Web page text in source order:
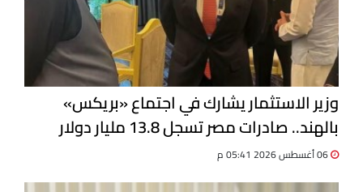
وزير الاستثمار يشارك في اجتماع «بريكس»
بالهند.. صادرات مصر تسجل 13.8 مليار دولار